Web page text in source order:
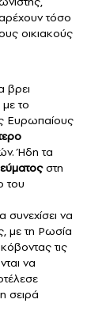
τόσο
οικιακούς
βρει
το
Ευρωπαίους
Ήδητα
στη
του
συνεχίσει να
με τη Ρωσία
τις
να
σειρά